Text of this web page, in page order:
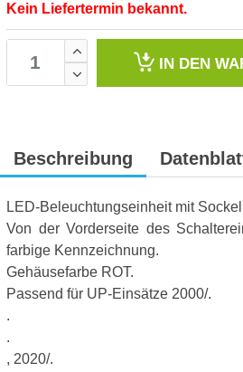
Kein Liefertermin bekannt.
IN DEN
Beschreibung
LED-Beleuchtungseinheit mit
Von der Vorderseite des
farbige Kennzeichnung.
Gehäusefarbe ROT.
Passend für UP-Einsätze 2000/.
.
.
, 2020/.